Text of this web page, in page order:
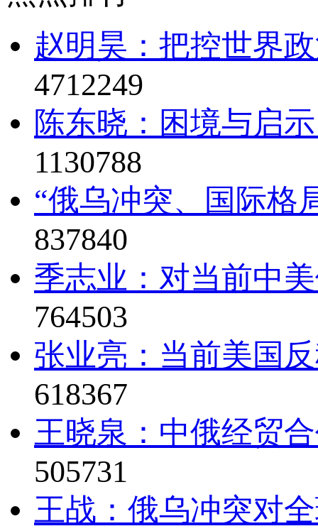
赵明昊：把控世界
4712249
陈东晓：困境与启
1130788
“俄乌冲突、国际格
837840
季志业：对当前中
764503
张业亮：当前美国
618367
王晓泉：中俄经贸
505731
王战：俄乌冲突对